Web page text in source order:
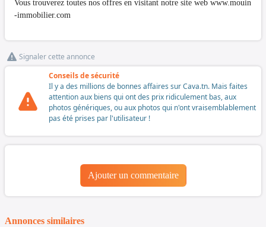
Vous trouverez toutes nos offres en visitant notre site web www.mouin
-immobilier.com
Signaler cette annonce
Conseils de sécurité
Il y a des millions de bonnes affaires sur Cava.tn. Mais faites
attention aux biens qui ont des prix ridiculement bas, aux
photos génériques, ou aux photos qui n'ont vraisemblablement
pas été prises par l'utilisateur !
Ajouter un commentaire
Annonces similaires